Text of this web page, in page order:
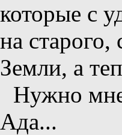
которые с
на старого,
Земли, а
Нужно
Ада...